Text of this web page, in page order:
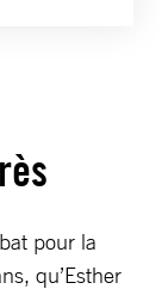
pour la
qu’Esther